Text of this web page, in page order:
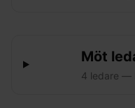
Möt
4 ledare —